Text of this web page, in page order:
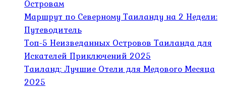
Островам
Маршрут по Северному Таиланду на 2 Недели:
Путеводитель
Топ-5 Неизведанных Островов Таиланда для
Искателей Приключений 2025
Таиланд: Лучшие Отели для Медового Месяца
2025